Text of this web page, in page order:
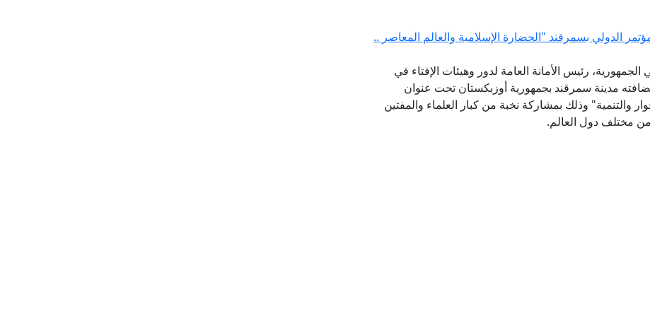
الدولي بسمرقند "الحضارة الإسلامية والعالم المعاصر ..
رئيس الأمانة العامة لدور وهيئات الإفتاء في
مدينة سمرقند بجمهورية أوزبكستان تحت عنوان
والتنمية" وذلك بمشاركة نخبة من كبار العلماء والمفتين
من مختلف دول العالم.